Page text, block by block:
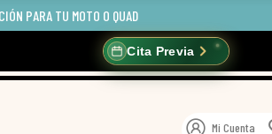
PARA TU MOTO O QUAD
Cita Previa
Mi Cuenta